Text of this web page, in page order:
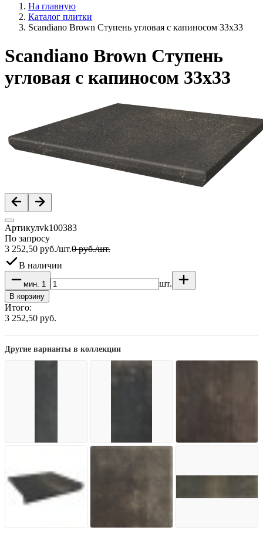
На главную
Каталог плитки
Scandiano Brown Ступень угловая с капиносом 33х33
Scandiano Brown Ступень
угловая с капиносом 33х33
Артикулvk100383
По запросу
3 252,50 руб./шт.0 руб./шт.
В наличии
мин. 1 шт.
В корзину
Итого:
3 252,50 руб.
Другие варианты в коллекции